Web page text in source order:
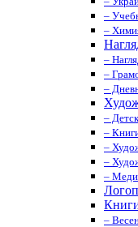
–
–
–
–
–
–
–
–
–
–
–